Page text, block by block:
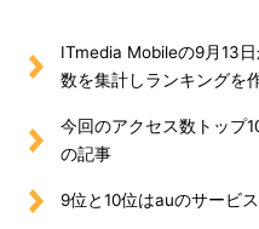
ITmedia Mobileの9月13
数を集計しランキングを
今回のアクセス数トップ
の記事
9位と10位はauのサービ